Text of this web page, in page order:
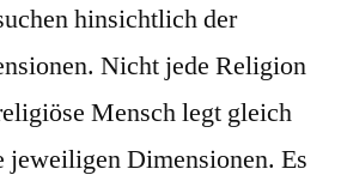
hinsichtlich der
Nicht jede Religion
Mensch legt gleich
jeweiligen Dimensionen. Es